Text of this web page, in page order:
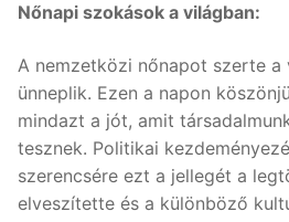
Nőnapi szokások a világban:
A nemzetközi nőnapot szerte a
ünneplik. Ezen a napon
mindazt a jót, amit
tesznek. Politikai
szerencsére ezt a jellegét a
elveszítette és a különböző